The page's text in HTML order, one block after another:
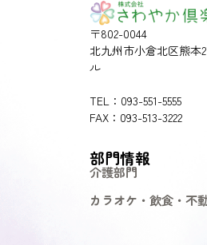
〒802-0044
北九州市小倉北区熊本
ル
TEL：093-551-5555
FAX：093-513-3222
部門情報
介護部門
カラオケ・飲食・不